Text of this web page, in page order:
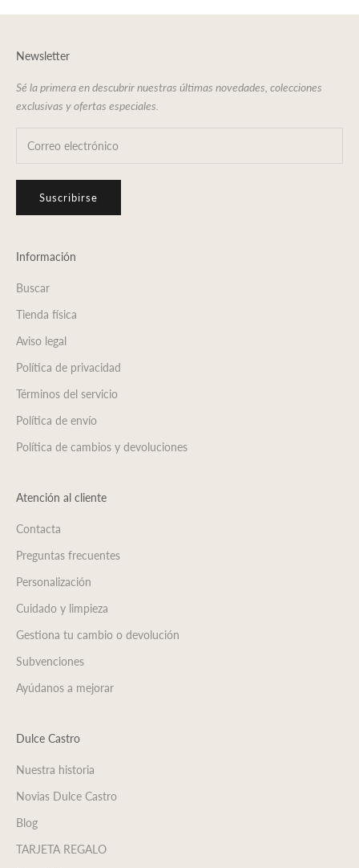
Newsletter
Sé la primera en descubrir nuestras últimas novedades, colecciones
exclusivas y ofertas especiales.
Suscribirse
Información
Buscar
Tienda física
Aviso legal
Política de privacidad
Términos del servicio
Política de envío
Política de cambios y devoluciones
Atención al cliente
Contacta
Preguntas frecuentes
Personalización
Cuidado y limpieza
Gestiona tu cambio o devolución
Subvenciones
Ayúdanos a mejorar
Dulce Castro
Nuestra historia
Novias Dulce Castro
Blog
TARJETA REGALO